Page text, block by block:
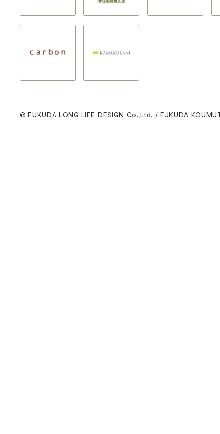
© FUKUDA LONG LIFE DESIGN Co.,Ltd. / FUKUDA